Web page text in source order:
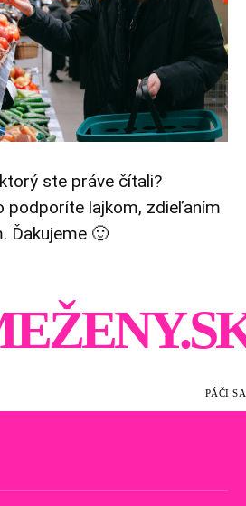
ste práve čítali?
podporíte lajkom, zdieľaním
Ďakujeme 🙂
PÁČI SA